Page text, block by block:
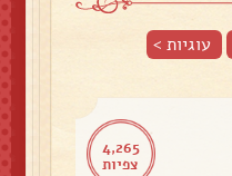
עוגיות>
4,265
צפיות